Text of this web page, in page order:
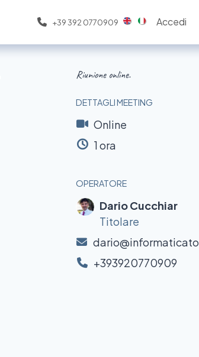
+39 392 0770909 Accedi
Riunione online.
DETTAGLI MEETING
Online
1 ora
OPERATORE
Dario Cucchiar
Titolare
+393920770909